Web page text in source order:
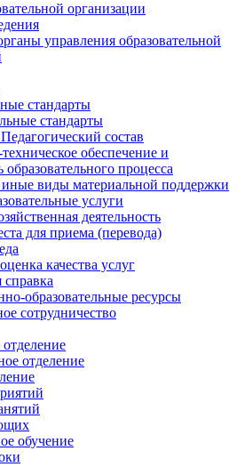
организации
управления образовательной
стандарты
стандарты
состав
обеспечение и
процесса
виды материальной поддержки
услуги
деятельность
для приема (перевода)
качества услуг
справка
образовательные ресурсы
сотрудничество
отделение
обучение